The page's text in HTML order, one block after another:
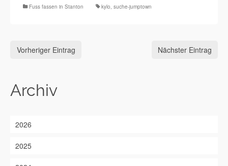
Fuss fassen in Stanton kylo suche-jumptown
Vorheriger Eintrag Nächster Eintrag
Archiv
2026
2025